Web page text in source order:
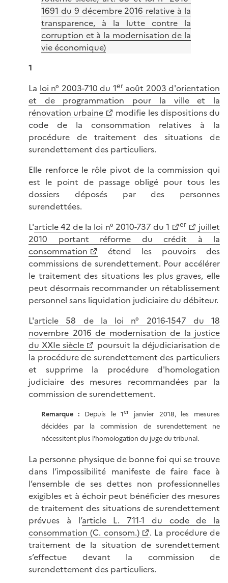
1691 du 9 décembre 2016 relative à la
transparence, à la lutte contre la
corruption et à la modernisation de la
vie économique)
1
La loi n° 2003-710 du 1eraoût 2003 d'orientation
et de programmation pour la ville et la
rénovation urbaine
modifie les dispositions du
code de la consommation relatives à la
procédure de traitement des situations de
surendettement des particuliers.
Elle renforce le rôle pivot de la commission qui
est le point de passage obligé pour tous les
dossiers déposés par des personnes
surendettées.
L'article 42 de la loi n° 2010-737 du 1 er
juillet
2010 portant réforme du crédit à la
consommation
étend les pouvoirs des
commissions de surendettement. Pour accélérer
le traitement des situations les plus graves, elle
peut désormais recommander un rétablissement
personnel sans liquidation judiciaire du débiteur.
L'article 58 de la loi n° 2016-1547 du 18
novembre 2016 de modernisation de la justice
du XXIe siècle
poursuit la déjudiciarisation de
la procédure de surendettement des particuliers
et supprime la procédure d'homologation
judiciaire des mesures recommandées par la
commission de surendettement.
Remarque : Depuis le 1er
janvier 2018, les mesures
décidées par la commission de surendettement ne
nécessitent plus l'homologation du juge du tribunal.
La personne physique de bonne foi qui se trouve
dans l’impossibilité manifeste de faire face à
l’ensemble de ses dettes non professionnelles
exigibles et à échoir peut bénéficier des mesures
de traitement des situations de surendettement
prévues à l’article L. 711-1 du code de la
consommation (C. consom.)
. La procédure de
traitement de la situation de surendettement
s’effectue devant la commission de
surendettement des particuliers.